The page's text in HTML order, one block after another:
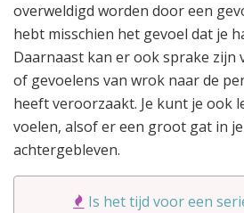
overweldigd worden door een
hebt misschien het gevoel dat je
Daarnaast kan er ook sprake zijn
of gevoelens van wrok naar de
heeft veroorzaakt. Je kunt je ook
voelen, alsof er een groot gat in
achtergebleven.
Is het tijd voor een